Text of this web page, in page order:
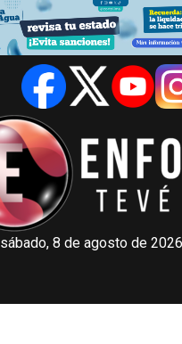
sábado, 8 de agosto de